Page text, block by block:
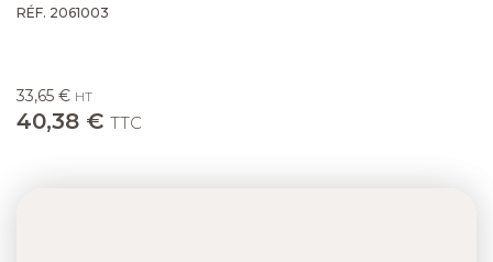
RÉF. 2061003
33,65 € HT
40,38 € TTC